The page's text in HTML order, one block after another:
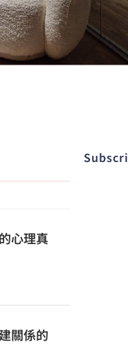
心理真
關係的